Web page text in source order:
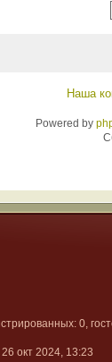
Наша
Powered by
0,
окт 2024, 13:23